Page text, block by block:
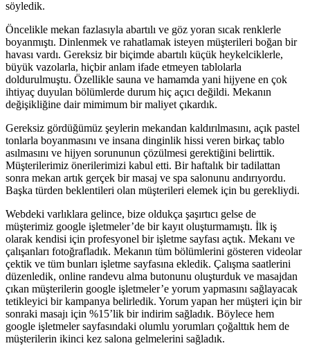
söyledik.
Öncelikle mekan fazlasıyla abartılı ve göz yoran sıcak renklerle
boyanmıştı. Dinlenmek ve rahatlamak isteyen müşterileri boğan bir
havası vardı. Gereksiz bir biçimde abartılı küçük heykelciklerle,
büyük vazolarla, hiçbir anlam ifade etmeyen tablolarla
doldurulmuştu. Özellikle sauna ve hamamda yani hijyene en çok
ihtiyaç duyulan bölümlerde durum hiç açıcı değildi. Mekanın
değişikliğine dair mimimum bir maliyet çıkardık.
Gereksiz gördüğümüz şeylerin mekandan kaldırılmasını, açık pastel
tonlarla boyanmasını ve insana dinginlik hissi veren birkaç tablo
asılmasını ve hijyen sorununun çözülmesi gerektiğini belirttik.
Müşterilerimiz önerilerimizi kabul etti. Bir haftalık bir tadilattan
sonra mekan artık gerçek bir masaj ve spa salonunu andırıyordu.
Başka türden beklentileri olan müşterileri elemek için bu gerekliydi.
Webdeki varlıklara gelince, bize oldukça şaşırtıcı gelse de
müşterimiz google işletmeler’de bir kayıt oluşturmamıştı. İlk iş
olarak kendisi için profesyonel bir işletme sayfası açtık. Mekanı ve
çalışanları fotoğrafladık. Mekanın tüm bölümlerini gösteren videolar
çektik ve tüm bunları işletme sayfasına ekledik. Çalışma saatlerini
düzenledik, online randevu alma butonunu oluşturduk ve masajdan
çıkan müşterilerin google işletmeler’e yorum yapmasını sağlayacak
tetikleyici bir kampanya belirledik. Yorum yapan her müşteri için bir
sonraki masajı için %15’lik bir indirim sağladık. Böylece hem
google işletmeler sayfasındaki olumlu yorumları çoğalttık hem de
müşterilerin ikinci kez salona gelmelerini sağladık.